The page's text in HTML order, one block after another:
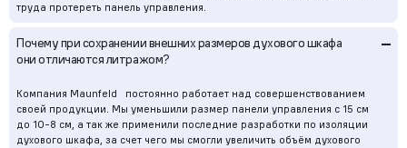
труда протереть панель управления.
Почему при сохранении внешних размеров духового шкафа
они отличаются литражом?
–
Компания Maunfeld постоянно работает над совершенствованием
своей продукции. Мы уменьшили размер панели управления с 15 см
до 10-8 см, а так же применили последние разработки по изоляции
духового шкафа, за счет чего мы смогли увеличить объём духового